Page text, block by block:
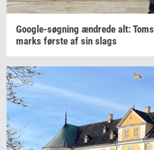
Google-​søgning æn­dre­de alt: Toms
marks før­ste af sin slags